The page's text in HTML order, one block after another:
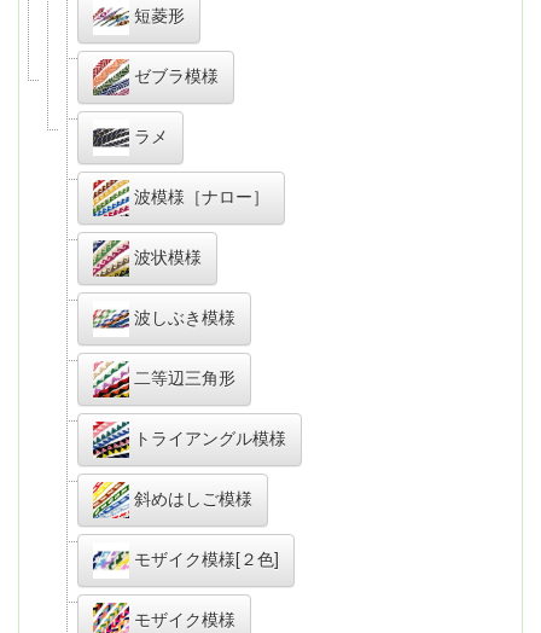
短菱形
ゼブラ模様
ラメ
波模様［ナロー］
波状模様
波しぶき模様
二等辺三角形
トライアングル模様
斜めはしご模様
モザイク模様[２色]
モザイク模様